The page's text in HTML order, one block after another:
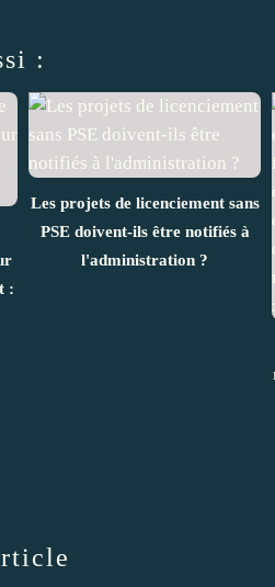
:
:
Les projets de licenciement sans
PSE doivent-ils être notifiés à
l'administration ?